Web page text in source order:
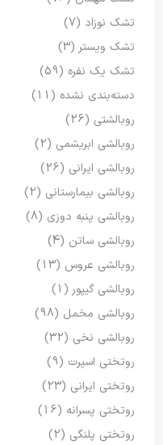
تشک نوزاد (7)
تشک ویستر(3)
تشک یک نفره (59)
دسته‌بندی نشده (11)
روبالشتی (26)
روبالشی ابریشمی (2)
روبالشی ایرانی (26)
روبالشی بیمارستانی (2)
روبالشی پنبه دوزی (8)
روبالشی ساتن (4)
روبالشی عروس (13)
روبالشی گیپور(1)
روبالشی مخمل (98)
روبالشی نخی (32)
روتختی اسپرت (9)
روتختی ایرانی (23)
روتختی پسرانه (16)
روتختی پلنگی (2)